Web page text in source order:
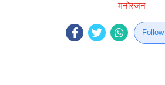
मनोरंजन